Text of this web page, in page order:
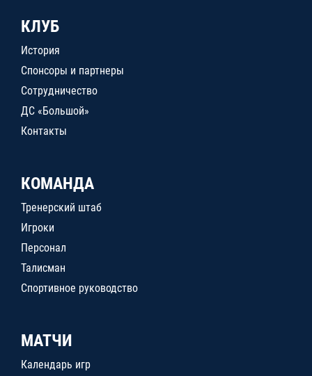
КЛУБ
История
Спонсоры и партнеры
Сотрудничество
ДС «Большой»
Контакты
КОМАНДА
Тренерский штаб
Игроки
Персонал
Талисман
Спортивное руководство
МАТЧИ
Календарь игр